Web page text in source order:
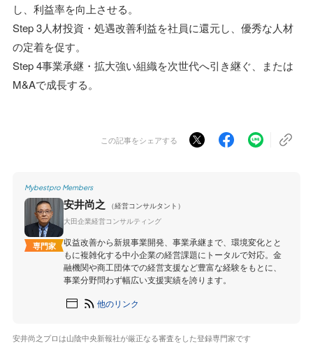
し、利益率を向上させる。
Step 3人材投資・処遇改善利益を社員に還元し、優秀な人材
の定着を促す。
Step 4事業承継・拡大強い組織を次世代へ引き継ぐ、または
M&Aで成長する。
この記事をシェアする
Mybestpro Members
専門家
安井尚之
（経営コンサルタント）
大田企業経営コンサルティング
収益改善から新規事業開発、事業承継まで、環境変化とと
もに複雑化する中小企業の経営課題にトータルで対応。金
融機関や商工団体での経営支援など豊富な経験をもとに、
事業分野問わず幅広い支援実績を誇ります。
他のリンク
安井尚之プロは山陰中央新報社が厳正なる審査をした登録専門家です